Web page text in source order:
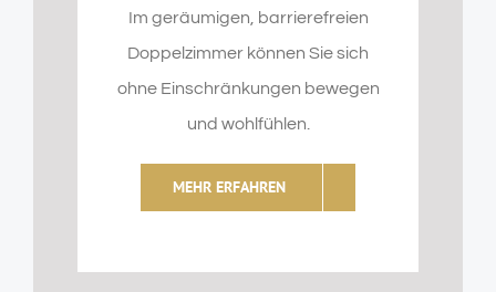
Im geräumigen, barrierefreien
Doppelzimmer können Sie sich
ohne Einschränkungen bewegen
und wohlfühlen.
MEHR ERFAHREN